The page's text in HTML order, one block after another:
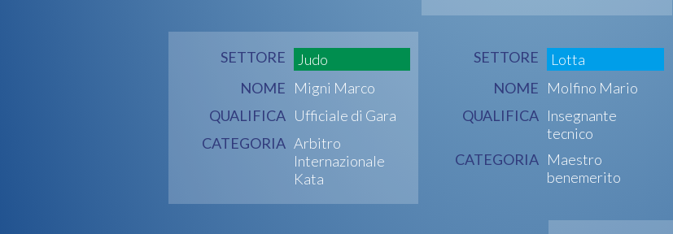
SETTORE
Judo
NOME Migni Marco
QUALIFICA Ufficiale di Gara
CATEGORIA Arbitro
Internazionale
Kata
SETTORE
Lotta
NOME Molfino Mario
QUALIFICA Insegnante
tecnico
CATEGORIA Maestro
benemerito